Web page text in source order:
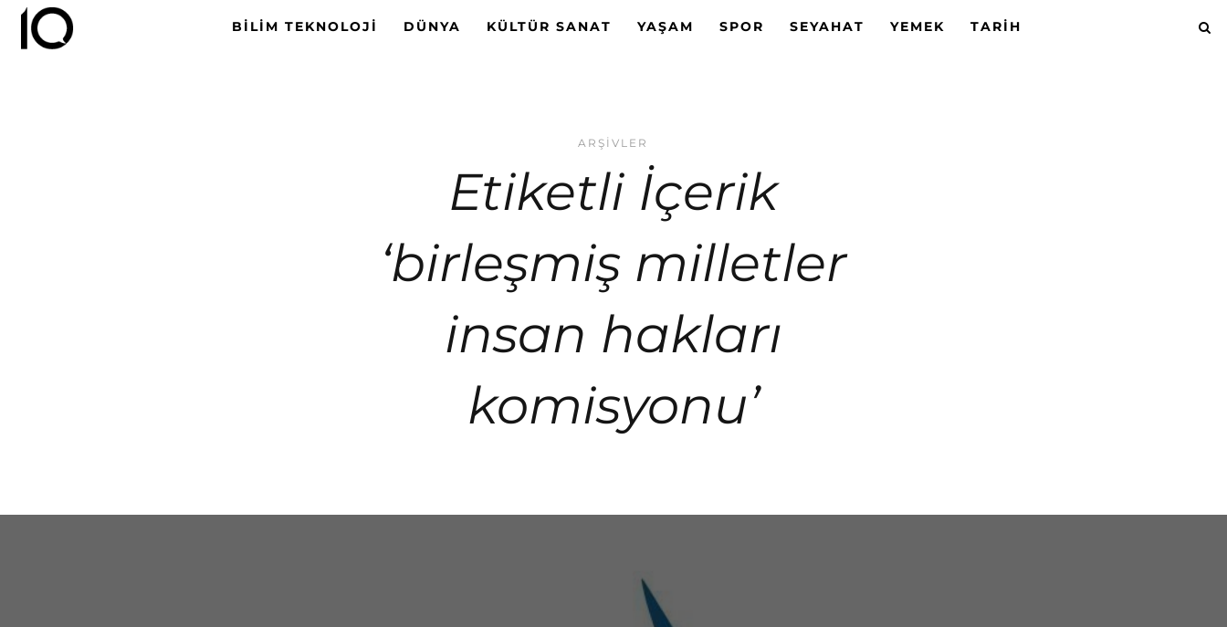
BILIM TEKNOLOJI DÜNYA KÜLTÜR SANAT YAŞAM SPOR SEYAHAT YEMEK TARIH
ARŞIVLER
Etiketli İçerik
‘birleşmiş milletler
insan hakları
komisyonu’